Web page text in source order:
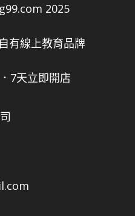
2025
有線上教育品牌
7天立即開店